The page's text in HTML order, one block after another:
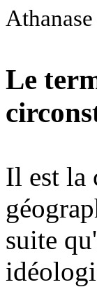
Le
Il est la
suite